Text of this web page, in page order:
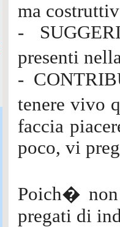
ma
-
presenti
-
tenere vivo
faccia
poco, vi
Poich� non
pregati di